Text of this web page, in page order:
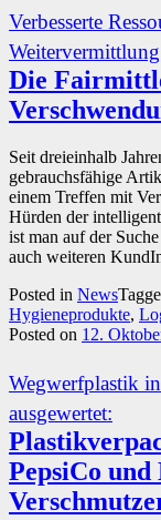
Verbesserte
Die
Seit dreieinhalb
gebrauchsfähige
einem Treffen mit
Hürden der
ist man auf der
auch weiteren
Posted in News
Hygieneprodukte,
Posted on 12.
Wegwerfplastik
ausgewertet:
PepsiCo und